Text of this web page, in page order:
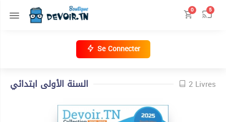
0 5
Se Connecter
السنة الأولى ابتدائي 2 Livres